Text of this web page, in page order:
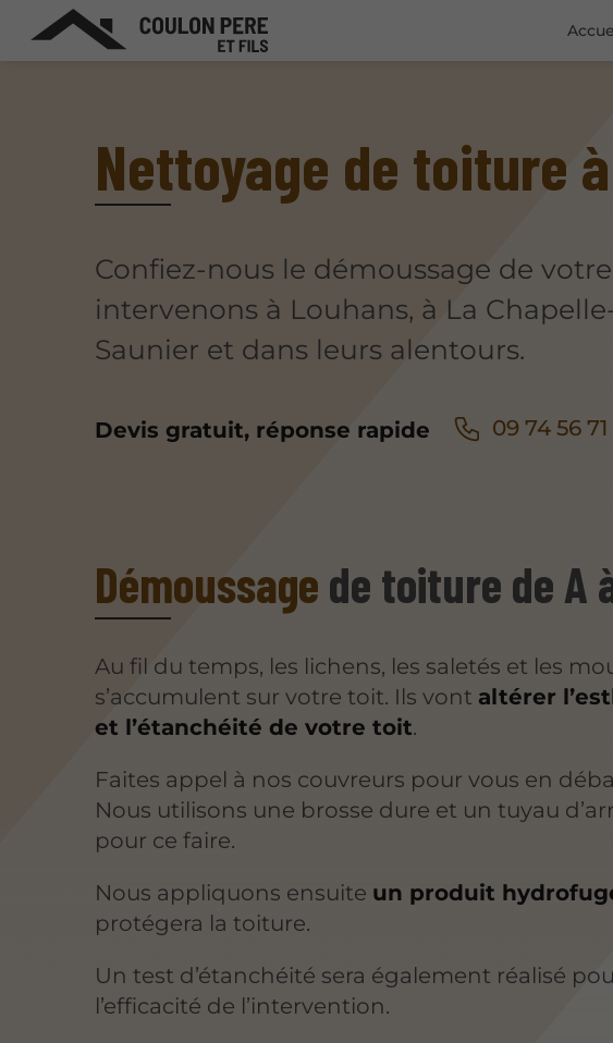
Nettoyage de toiture
Confiez-nous le démoussage de
intervenons à Louhans, à La
Saunier et dans leurs alentours.
Devis gratuit, réponse rapide 09 74 56 71
Démoussage de toiture de A
Au fil du temps, les lichens, les saletés et les
s’accumulent sur votre toit. Ils vont altérer
et l’étanchéité de votre toit.
Faites appel à nos couvreurs pour vous en
Nous utilisons une brosse dure et un tuyau
pour ce faire.
Nous appliquons ensuite un produit
protégera la toiture.
Un test d’étanchéité sera également réalisé
l’efficacité de l’intervention.